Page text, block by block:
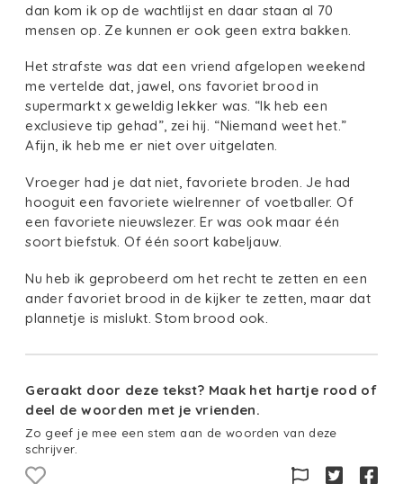
dan kom ik op de wachtlijst en daar staan al 70
mensen op. Ze kunnen er ook geen extra bakken.
Het strafste was dat een vriend afgelopen weekend
me vertelde dat, jawel, ons favoriet brood in
supermarkt x geweldig lekker was. “Ik heb een
exclusieve tip gehad”, zei hij. “Niemand weet het.”
Afijn, ik heb me er niet over uitgelaten.
Vroeger had je dat niet, favoriete broden. Je had
hooguit een favoriete wielrenner of voetballer. Of
een favoriete nieuwslezer. Er was ook maar één
soort biefstuk. Of één soort kabeljauw.
Nu heb ik geprobeerd om het recht te zetten en een
ander favoriet brood in de kijker te zetten, maar dat
plannetje is mislukt. Stom brood ook.
Geraakt door deze tekst? Maak het hartje rood of
deel de woorden met je vrienden.
Zo geef je mee een stem aan de woorden van deze
schrijver.